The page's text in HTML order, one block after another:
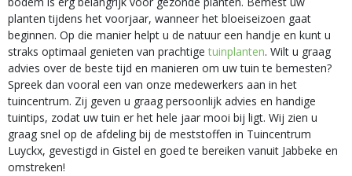
planten tijdens het voorjaar, wanneer het bloeiseizoen gaat
beginnen. Op die manier helpt u de natuur een handje en kunt u
straks optimaal genieten van prachtigetuinplanten. Wilt u graag
advies over de beste tijd en manieren om uw tuin te bemesten?
Spreek dan vooral een van onze medewerkers aan in het
tuincentrum. Zij geven u graag persoonlijk advies en handige
tuintips, zodat uw tuin er het hele jaar mooi bij ligt. Wij zien u
graag snel op de afdeling bij de meststoffen in Tuincentrum
Luyckx, gevestigd in Gistel en goed te bereiken vanuit Jabbeke en
omstreken!